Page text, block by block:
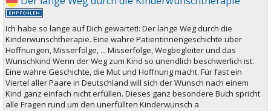
Ich habe so lange auf Dich gewartet!: Der lange Weg durch die
Kinderwunschtherapie. Eine wahre Patientinnengeschichte über
Hoffnungen, Misserfolge, ... Misserfolge, Wegbegleiter und das
Wunschkind Wenn der Weg zum Kind so unendlich beschwerlich ist.
Eine wahre Geschichte, die Mut und Hoffnung macht. Für fast ein
Viertel aller Paare in Deutschland will sich der Wunsch nach einem
Kind ganz einfach nicht erfüllen. Dieses ganz besondere Buch spricht
alle Fragen rund um den unerfüllten Kinderwunsch a